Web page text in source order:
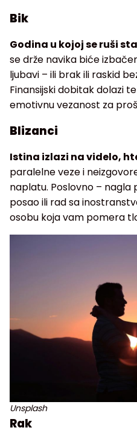
Bik
Godina u kojoj se ruši
se drže navika biće
ljubavi – ili brak ili raskid
Finansijski dobitak dolazi
emotivnu vezanost za
Blizanci
Istina izlazi na videlo,
paralelne veze i
naplatu. Poslovno –
posao ili rad sa
osobu koja vam pomera
Unsplash
Rak